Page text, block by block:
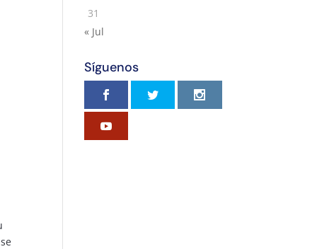
31
« Jul
Síguenos